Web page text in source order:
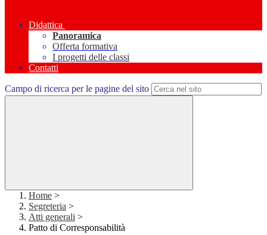
Didattica
Panoramica
Offerta formativa
I progetti delle classi
Contatti
Campo di ricerca per le pagine del sito
Home >
Segreteria >
Atti generali >
Patto di Corresponsabilità